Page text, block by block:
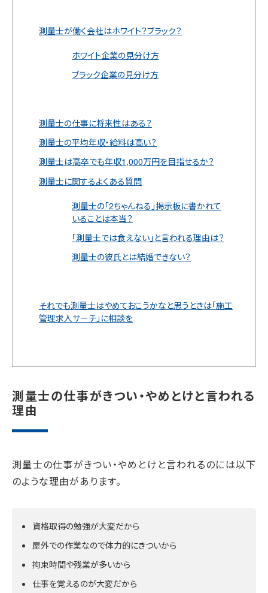
測量士が働く会社はホワイト？ブラック？
ホワイト企業の見分け方
ブラック企業の見分け方
測量士の仕事に将来性はある？
測量士の平均年収・給料は高い？
測量士は高卒でも年収1,000万円を目指せるか？
測量士に関するよくある質問
測量士の「2ちゃんねる」掲示板に書かれて
いることは本当？
「測量士では食えない」と言われる理由は？
測量士の彼氏とは結婚できない？
それでも測量士はやめておこうかなと思うときは「施工
管理求人サーチ」に相談を
測量士の仕事がきつい・やめとけと言われる
理由
測量士の仕事がきつい・やめとけと言われるのには以下
のような理由があります。
資格取得の勉強が大変だから
屋外での作業なので体力的にきついから
拘束時間や残業が多いから
仕事を覚えるのが大変だから